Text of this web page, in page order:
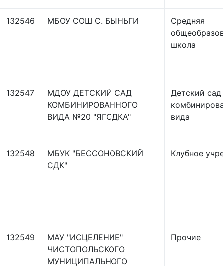
132546 МБОУ СОШ С. БЫНЬГИ
Средняя
школа
132547
МДОУ ДЕТСКИЙ САД
КОМБИНИРОВАННОГО
ВИДА №20 "ЯГОДКА"
Детский сад
вида
132548
МБУК "БЕССОНОВСКИЙ
СДК"
Клубное
132549
МАУ "ИСЦЕЛЕНИЕ"
ЧИСТОПОЛЬСКОГО
МУНИЦИПАЛЬНОГО
Прочие